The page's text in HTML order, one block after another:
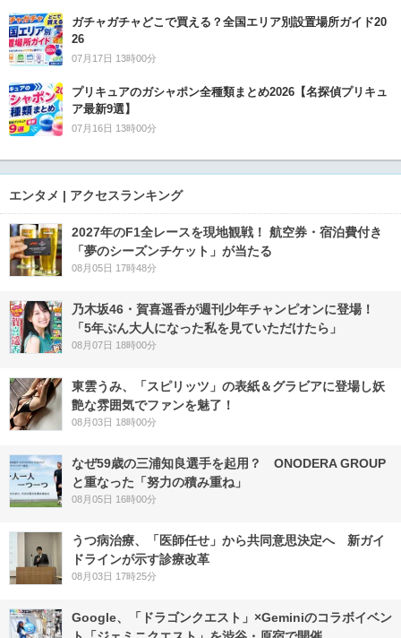
ガチャガチャどこで買える？全国エリア別設置場所ガイド20
26
07月17日 13時00分
プリキュアのガシャポン全種類まとめ2026【名探偵プリキュ
ア最新9選】
07月16日 13時00分
エンタメ | アクセスランキング
2027年のF1全レースを現地観戦！ 航空券・宿泊費付き
「夢のシーズンチケット」が当たる
08月05日 17時48分
乃木坂46・賀喜遥香が週刊少年チャンピオンに登場！
「5年ぶん大人になった私を見ていただけたら」
08月07日 18時00分
東雲うみ、「スピリッツ」の表紙＆グラビアに登場し妖
艶な雰囲気でファンを魅了！
08月03日 18時00分
なぜ59歳の三浦知良選手を起用？ ONODERA GROUP
と重なった「努力の積み重ね」
08月05日 16時00分
うつ病治療、「医師任せ」から共同意思決定へ 新ガイ
ドラインが示す診療改革
08月03日 17時25分
Google、「ドラゴンクエスト」×Geminiのコラボイベン